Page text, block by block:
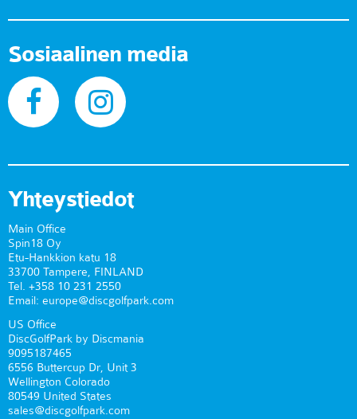
Sosiaalinen media
Yhteystiedot
Main Office
Spin18 Oy
Etu-Hankkion katu 18
33700 Tampere, FINLAND
Tel. +358 10 231 2550
Email: europe@discgolfpark.com
US Office
DiscGolfPark by Discmania
9095187465
6556 Buttercup Dr, Unit 3
Wellington Colorado
80549 United States
sales@discgolfpark.com